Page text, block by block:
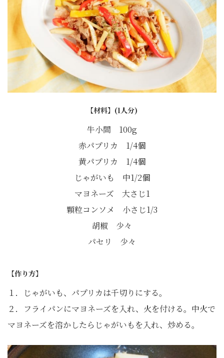
【材料】(1人分)
牛小間 100g
赤パプリカ 1/4個
黄パプリカ 1/4個
じゃがいも 中1/2個
マヨネーズ 大さじ1
顆粒コンソメ 小さじ1/3
胡椒 少々
パセリ 少々
【作り方】
１．じゃがいも、パプリカは千切りにする。
２．フライパンにマヨネーズを入れ、火を付ける。中火で
マヨネーズを溶かしたらじゃがいもを入れ、炒める。